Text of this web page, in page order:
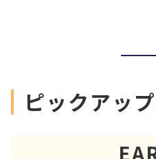
ピックアッ